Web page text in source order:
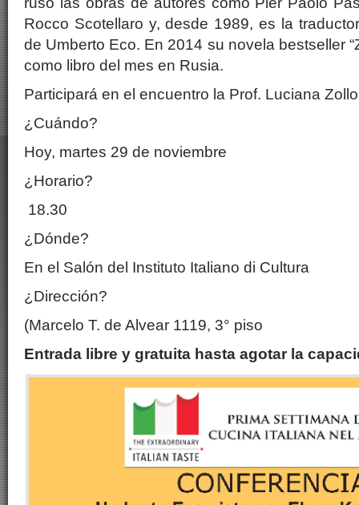
Rocco Scotellaro y, desde 1989, es la
de Umberto Eco. En 2014 su novela bestseller
como libro del mes en Rusia.
Participará en el encuentro la Prof. Luciana
¿Cuándo?
Hoy, martes 29 de noviembre
¿Horario?
18.30
¿Dónde?
En el Salón del Instituto Italiano di Cultura
¿Dirección?
(Marcelo T. de Alvear 1119, 3° piso
Entrada libre y gratuita hasta agotar la